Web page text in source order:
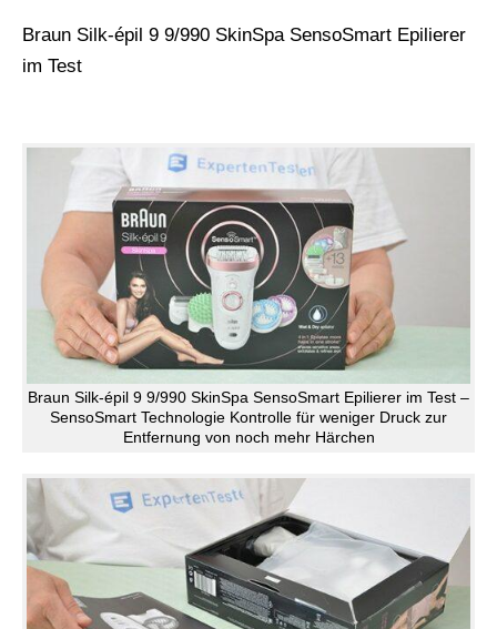
Braun Silk-épil 9 9/990 SkinSpa SensoSmart Epilierer
im Test
Braun Silk-épil 9 9/990 SkinSpa SensoSmart Epilierer im Test –
SensoSmart Technologie Kontrolle für weniger Druck zur
Entfernung von noch mehr Härchen